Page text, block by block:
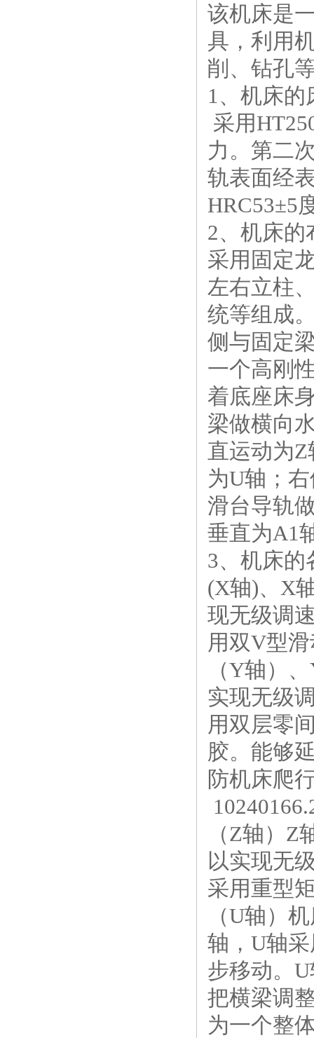
该机床是
具，利用
削、钻孔
1、机床的
采用
力。第二
轨表面经
HRC53±5
2、机床的
采用固定
左右立柱
统等组成
侧与固定
一个高刚
着底座床
梁做横向
直运动为
为U轴；
滑台导轨
垂直为A1
3、机床的
(X轴)、X
现无级调
用双V型
（Y轴）
实现无级
用双层零
胶。能够
防机床爬
（Z轴）
以实现无
采用重型
（U轴）
轴，U轴
步移动。
把横梁调
为一个整